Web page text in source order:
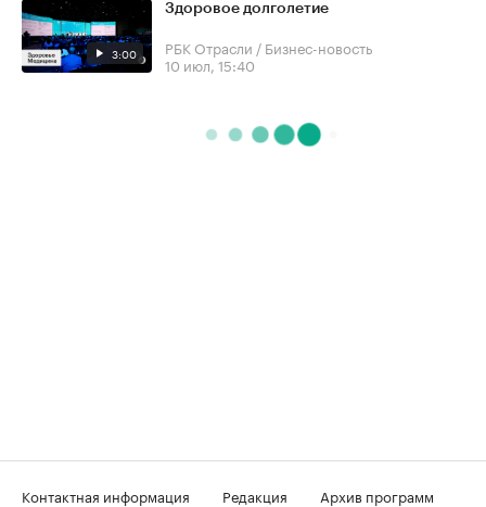
3:00
Здоровое долголетие
РБК Отрасли / Бизнес-новость
10 июл, 15:40
Контактная информация Редакция
Архив программ